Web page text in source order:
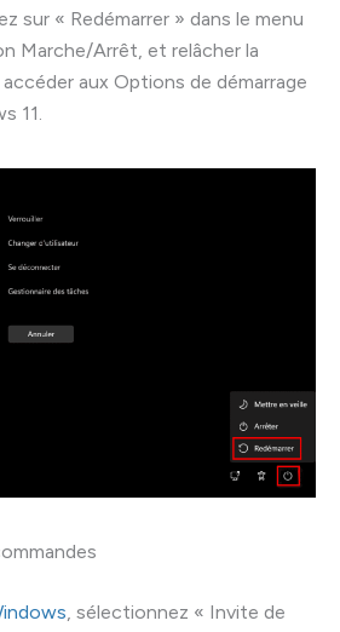
sur « Redémarrer » dans le menu
Marche/Arrêt, et relâcher la
aux Options de démarrage
11.
, sélectionnez « Invite de